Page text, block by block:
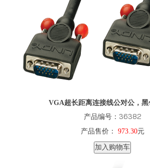
VGA超长距离连接线公对公，黑
产品编号：36382
产品售价： 973.30元
加入购物车